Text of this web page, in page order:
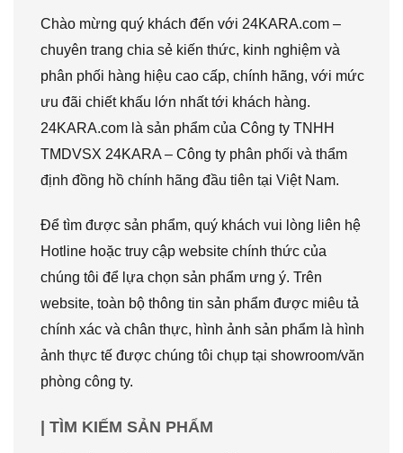
Chào mừng quý khách đến với 24KARA.com –
chuyên trang chia sẻ kiến thức, kinh nghiệm và
phân phối hàng hiệu cao cấp, chính hãng, với mức
ưu đãi chiết khấu lớn nhất tới khách hàng.
24KARA.com là sản phẩm của Công ty TNHH
TMDVSX 24KARA – Công ty phân phối và thẩm
định đồng hồ chính hãng đầu tiên tại Việt Nam.
Để tìm được sản phẩm, quý khách vui lòng liên hệ
Hotline hoặc truy cập website chính thức của
chúng tôi để lựa chọn sản phẩm ưng ý. Trên
website, toàn bộ thông tin sản phẩm được miêu tả
chính xác và chân thực, hình ảnh sản phẩm là hình
ảnh thực tế được chúng tôi chụp tại showroom/văn
phòng công ty.
| TÌM KIẾM SẢN PHẨM